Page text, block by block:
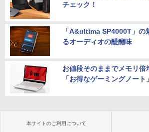
チェック！
「A&ultima SP4000T」の
るオーディオの醍醐味
お値段そのままでメモリ
「お得なゲーミングノート」
本サイトのご利用について